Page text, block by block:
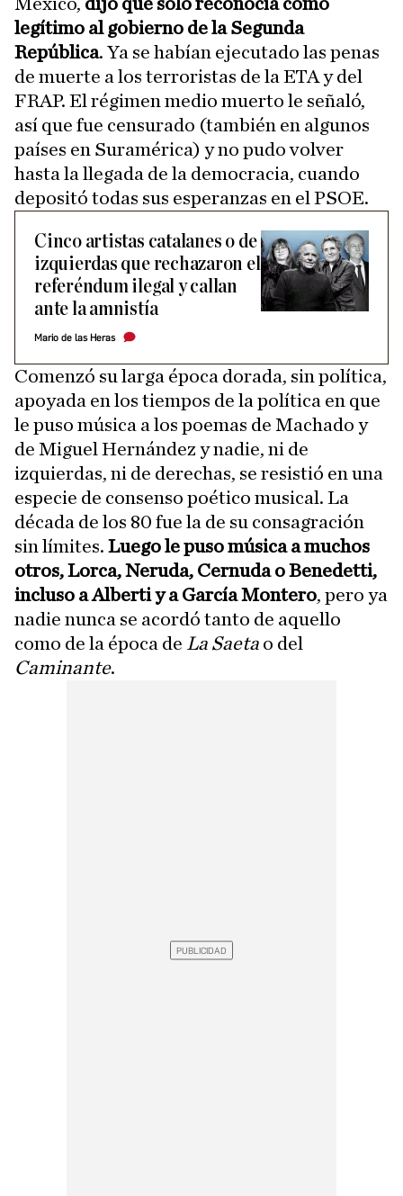
legítimo al gobierno de la Segunda
República. Ya se habían ejecutado las penas
de muerte a los terroristas de la ETA y del
FRAP. El régimen medio muerto le señaló,
así que fue censurado (también en algunos
países en Suramérica) y no pudo volver
hasta la llegada de la democracia, cuando
depositó todas sus esperanzas en el PSOE.
Cinco artistas catalanes o de
izquierdas que rechazaron el
referéndum ilegal y callan
ante la amnistía
Mario de las Heras
Comenzó su larga época dorada, sin política,
apoyada en los tiempos de la política en que
le puso música a los poemas de Machado y
de Miguel Hernández y nadie, ni de
izquierdas, ni de derechas, se resistió en una
especie de consenso poético musical. La
década de los 80 fue la de su consagración
sin límites. Luego le puso música a muchos
otros, Lorca, Neruda, Cernuda o Benedetti,
incluso a Alberti y a García Montero, pero ya
nadie nunca se acordó tanto de aquello
como de la época de La Saeta o del
Caminante.